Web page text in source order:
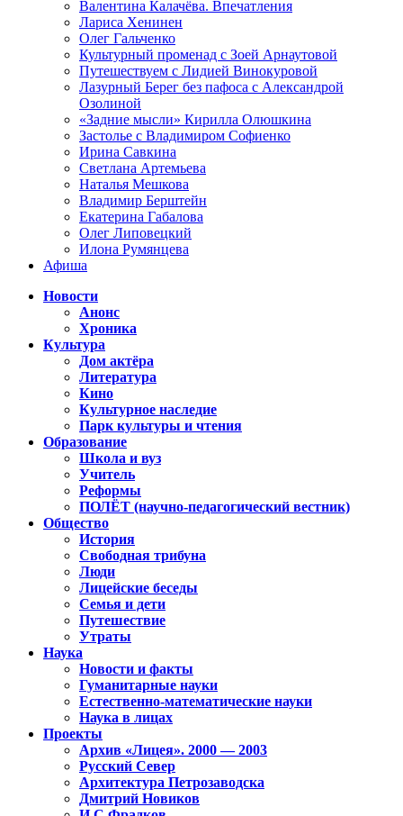
Валентина Калачёва. Впечатления
Лариса Хенинен
Олег Гальченко
Культурный променад с Зоей Арнаутовой
Путешествуем с Лидией Винокуровой
Лазурный Берег без пафоса с Александрой
Озолиной
«Задние мысли» Кирилла Олюшкина
Застолье с Владимиром Софиенко
Ирина Савкина
Светлана Артемьева
Наталья Мешкова
Владимир Берштейн
Екатерина Габалова
Олег Липовецкий
Илона Румянцева
Афиша
Новости
Анонс
Хроника
Культура
Дом актёра
Литература
Кино
Культурное наследие
Парк культуры и чтения
Образование
Школа и вуз
Учитель
Реформы
ПОЛЁТ (научно-педагогический вестник)
Общество
История
Свободная трибуна
Люди
Лицейские беседы
Семья и дети
Путешествие
Утраты
Наука
Новости и факты
Гуманитарные науки
Естественно-математические науки
Наука в лицах
Проекты
Архив «Лицея». 2000 — 2003
Русский Север
Архитектура Петрозаводска
Дмитрий Новиков